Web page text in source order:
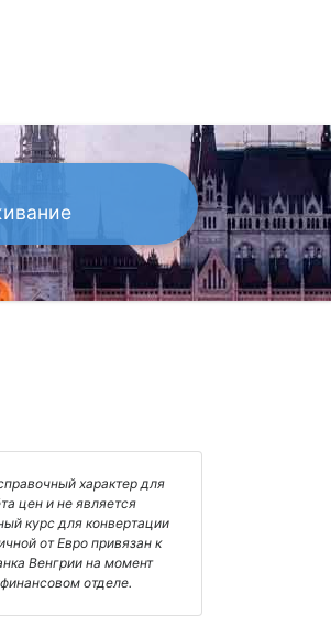
характер для
цен и не является
курс для конвертации
от Евро привязан к
Венгрии на момент
отделе.